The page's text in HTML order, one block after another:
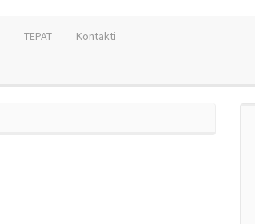
TEPAT Kontakti